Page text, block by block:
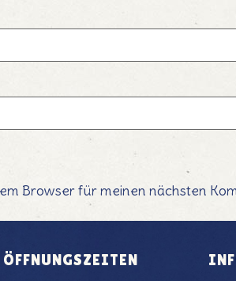
Browser für meinen nächsten
ÖFFNUNGSZEITEN